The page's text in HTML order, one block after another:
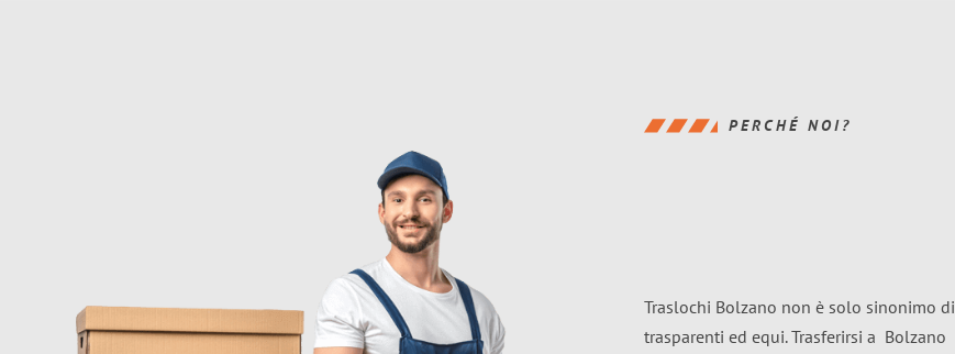
PERCHÉ NOI?
Traslochi Bolzano non è solo sinonimo di
trasparenti ed equi. Trasferirsi a Bolzano